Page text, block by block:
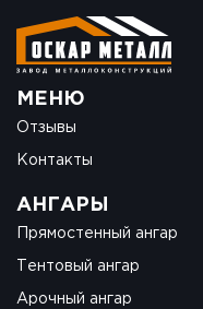
МЕНЮ
Отзывы
Контакты
АНГАРЫ
Прямостенный ангар
Тентовый ангар
Арочный ангар